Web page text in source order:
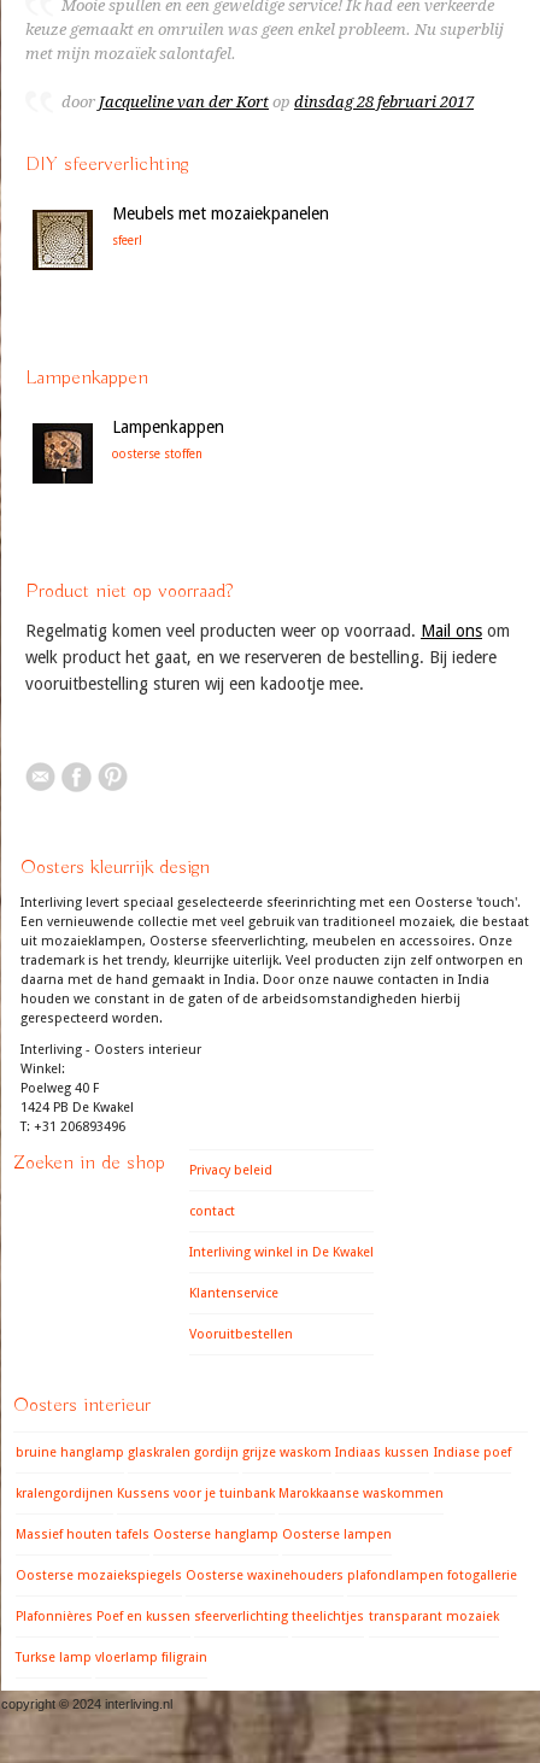
Mooie spullen en een geweldige service! Ik had een verkeerde
keuze gemaakt en omruilen was geen enkel probleem. Nu superblij
met mijn mozaïek salontafel.
door Jacqueline van der Kort op dinsdag 28 februari 2017
DIY sfeerverlichting
Meubels met mozaiekpanelen
sfeer!
Lampenkappen
Lampenkappen
oosterse stoffen
Product niet op voorraad?
Regelmatig komen veel producten weer op voorraad. Mail ons om
welk product het gaat, en we reserveren de bestelling. Bij iedere
vooruitbestelling sturen wij een kadootje mee.
Oosters kleurrijk design
Interliving levert speciaal geselecteerde sfeerinrichting met een Oosterse 'touch'.
Een vernieuwende collectie met veel gebruik van traditioneel mozaiek, die bestaat
uit mozaieklampen, Oosterse sfeerverlichting, meubelen en accessoires. Onze
trademark is het trendy, kleurrijke uiterlijk. Veel producten zijn zelf ontworpen en
daarna met de hand gemaakt in India. Door onze nauwe contacten in India
houden we constant in de gaten of de arbeidsomstandigheden hierbij
gerespecteerd worden.
Interliving - Oosters interieur
Winkel:
Poelweg 40 F
1424 PB De Kwakel
T: +31 206893496
Zoeken in de shop Privacy beleid
contact
Interliving winkel in De Kwakel
Klantenservice
Vooruitbestellen
Oosters interieur
bruine hanglamp glaskralen gordijn grijze waskom Indiaas kussen Indiase poef
kralengordijnen Kussens voor je tuinbank Marokkaanse waskommen
Massief houten tafels Oosterse hanglamp Oosterse lampen
Oosterse mozaiekspiegels Oosterse waxinehouders plafondlampen fotogallerie
Plafonnières Poef en kussen sfeerverlichting theelichtjes transparant mozaiek
Turkse lamp vloerlamp filigrain
copyright © 2024 interliving.nl